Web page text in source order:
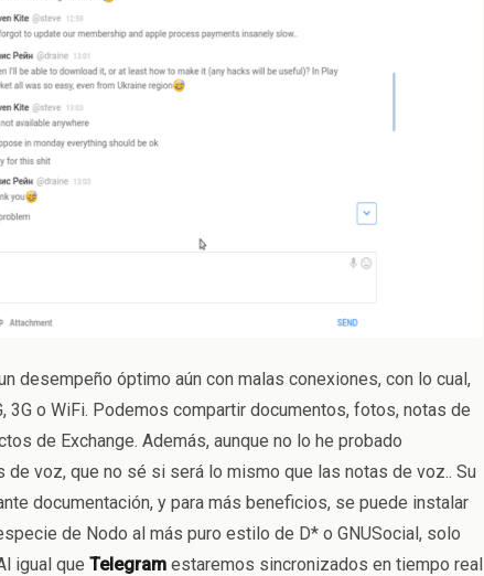
desempeño óptimo aún con malas conexiones, con lo cual,
3G o WiFi. Podemos compartir documentos, fotos, notas de
de Exchange. Además, aunque no lo he probado
voz, que no sé si será lo mismo que las notas de voz.. Su
documentación, y para más beneficios, se puede instalar
de Nodo al más puro estilo de D* o GNUSocial, solo
igual que Telegram estaremos sincronizados en tiempo real